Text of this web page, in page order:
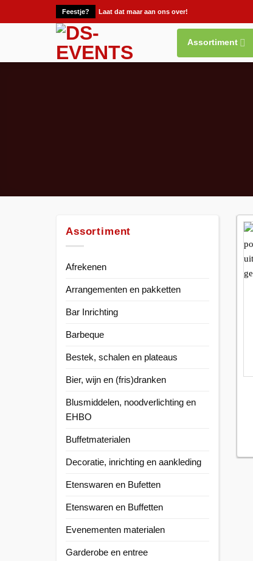
naar
Feestje? Laat dat maar aan ons over!
Assortiment
Assortiment
Afrekenen
Arrangementen en pakketten
Bar Inrichting
Barbeque
Bestek, schalen en plateaus
Bier, wijn en (fris)dranken
Blusmiddelen, noodverlichting en
EHBO
Buffetmaterialen
Decoratie, inrichting en aankleding
Etenswaren en Bufetten
Etenswaren en Buffetten
Evenementen materialen
Garderobe en entree